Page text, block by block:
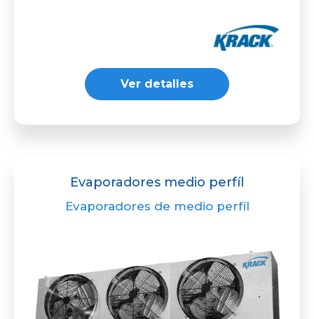
Ver detalles
Evaporadores medio perfíl
Evaporadores de medio perfíl